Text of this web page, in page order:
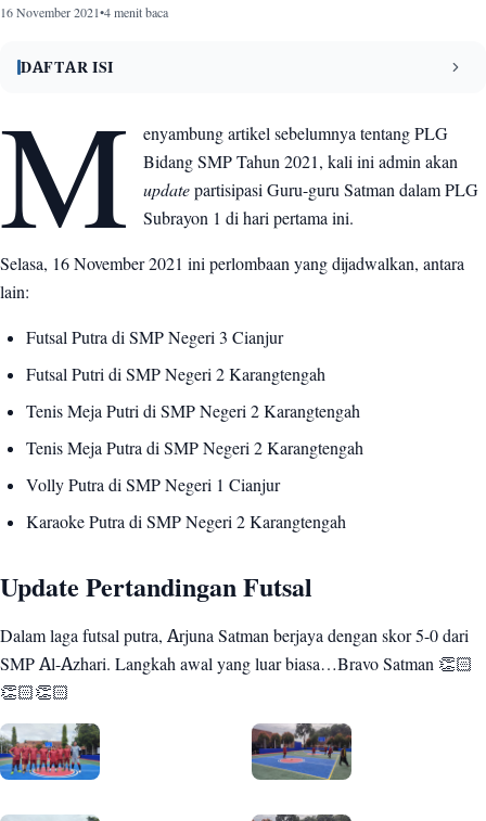
16 November 2021•4 menit baca
DAFTAR ISI
1 Update Pertandingan Futsal
2 Update Pertandingan Tenis Meja
Update Pertandingan Volly
M
enyambung artikel sebelumnya tentang PLG
Bidang SMP Tahun 2021, kali ini admin akan
update partisipasi Guru-guru Satman dalam PLG
Subrayon 1 di hari pertama ini.
Selasa, 16 November 2021 ini perlombaan yang dijadwalkan, antara
lain:
Futsal Putra di SMP Negeri 3 Cianjur
Futsal Putri di SMP Negeri 2 Karangtengah
Tenis Meja Putri di SMP Negeri 2 Karangtengah
Tenis Meja Putra di SMP Negeri 2 Karangtengah
Volly Putra di SMP Negeri 1 Cianjur
Karaoke Putra di SMP Negeri 2 Karangtengah
Update Pertandingan Futsal
Dalam laga futsal putra, Arjuna Satman berjaya dengan skor 5-0 dari
SMP Al-Azhari. Langkah awal yang luar biasa…Bravo Satman 👏🏻
👏🏻👏🏻